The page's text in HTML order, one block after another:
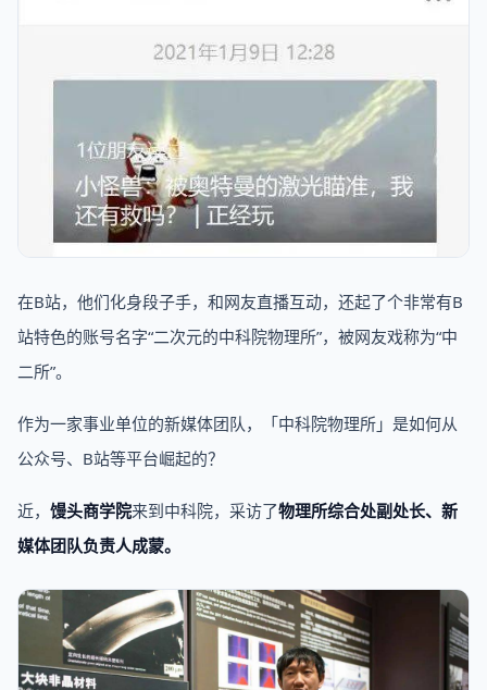
在B站，他们化身段子手，和网友直播互动，还起了个非常有B
站特色的账号名字“二次元的中科院物理所”，被网友戏称为“中
二所”。
作为一家事业单位的新媒体团队，「中科院物理所」是如何从
公众号、B站等平台崛起的？
近， 馒头商学院来到中科院，采访了物理所综合处副处长、新
媒体团队负责人成蒙。